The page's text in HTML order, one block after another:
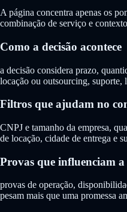
A página concentra apenas os
combinação de serviço e
Como a decisão acontece
a decisão considera prazo,
locação ou outsourcing, suporte,
Filtros que ajudam no
CNPJ e tamanho da empresa,
de locação, cidade de entrega e
Provas que influenciam a
provas de operação,
pesam mais que uma promessa